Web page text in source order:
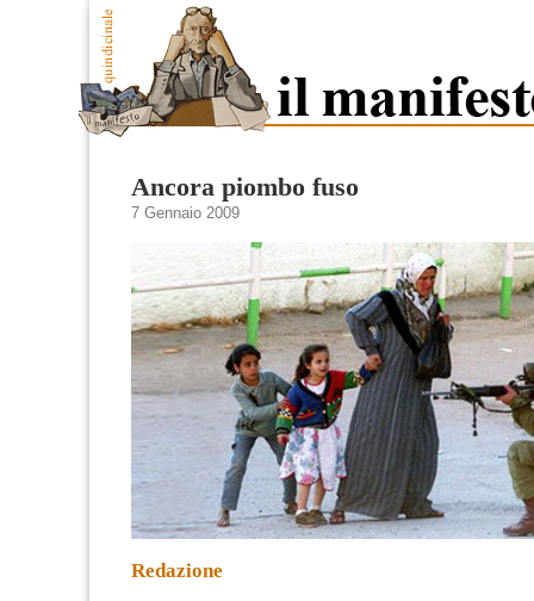
Ancora piombo fuso
7 Gennaio 2009
Redazione